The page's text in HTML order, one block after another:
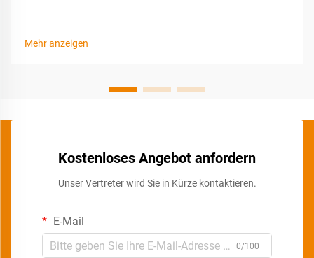
Mehr anzeigen
Kostenloses Angebot anfordern
Unser Vertreter wird Sie in Kürze kontaktieren.
E-Mail
0/100